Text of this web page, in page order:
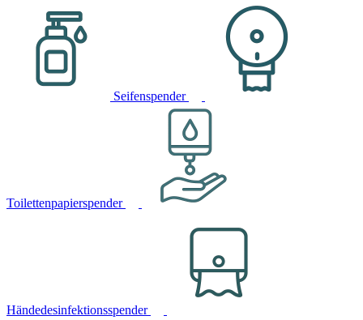
Seifenspender
Toilettenpapierspender
Händedesinfektionsspender